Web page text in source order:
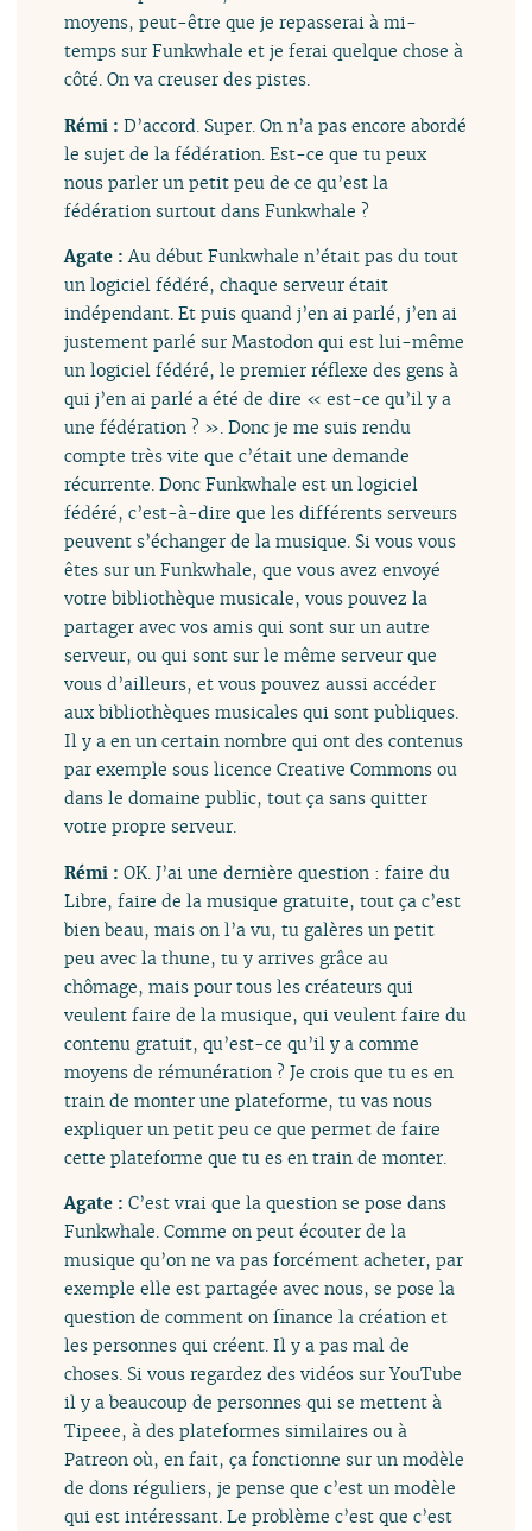
moyens, peut-être que je repasserai à mi-
temps sur Funkwhale et je ferai quelque chose à
côté. On va creuser des pistes.
Rémi :D’accord. Super. On n’a pas encore abordé
le sujet de la fédération. Est-ce que tu peux
nous parler un petit peu de ce qu’est la
fédération surtout dans Funkwhale ?
Agate :Au début Funkwhale n’était pas du tout
un logiciel fédéré, chaque serveur était
indépendant. Et puis quand j’en ai parlé, j’en ai
justement parlé sur Mastodon qui est lui-même
un logiciel fédéré, le premier réflexe des gens à
qui j’en ai parlé a été de dire « est-ce qu’il y a
une fédération ? ». Donc je me suis rendu
compte très vite que c’était une demande
récurrente. Donc Funkwhale est un logiciel
fédéré, c’est-à-dire que les différents serveurs
peuvent s’échanger de la musique. Si vous vous
êtes sur un Funkwhale, que vous avez envoyé
votre bibliothèque musicale, vous pouvez la
partager avec vos amis qui sont sur un autre
serveur, ou qui sont sur le même serveur que
vous d’ailleurs, et vous pouvez aussi accéder
aux bibliothèques musicales qui sont publiques.
Il y a en un certain nombre qui ont des contenus
par exemple sous licence Creative Commons ou
dans le domaine public, tout ça sans quitter
votre propre serveur.
Rémi :OK. J’ai une dernière question : faire du
Libre, faire de la musique gratuite, tout ça c’est
bien beau, mais on l’a vu, tu galères un petit
peu avec la thune, tu y arrives grâce au
chômage, mais pour tous les créateurs qui
veulent faire de la musique, qui veulent faire du
contenu gratuit, qu’est-ce qu’il y a comme
moyens de rémunération ? Je crois que tu es en
train de monter une plateforme, tu vas nous
expliquer un petit peu ce que permet de faire
cette plateforme que tu es en train de monter.
Agate :C’est vrai que la question se pose dans
Funkwhale. Comme on peut écouter de la
musique qu’on ne va pas forcément acheter, par
exemple elle est partagée avec nous, se pose la
question de comment on finance la création et
les personnes qui créent. Il y a pas mal de
choses. Si vous regardez des vidéos sur YouTube
il y a beaucoup de personnes qui se mettent à
Tipeee, à des plateformes similaires ou à
Patreon où, en fait, ça fonctionne sur un modèle
de dons réguliers, je pense que c’est un modèle
qui est intéressant. Le problème c’est que c’est